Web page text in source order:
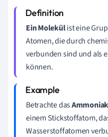
Ein Molekülist eine
Atomen, die durch
verbunden sind und als
können.
Betrachte das
einem Stickstoffatom,
Wasserstoffatomen